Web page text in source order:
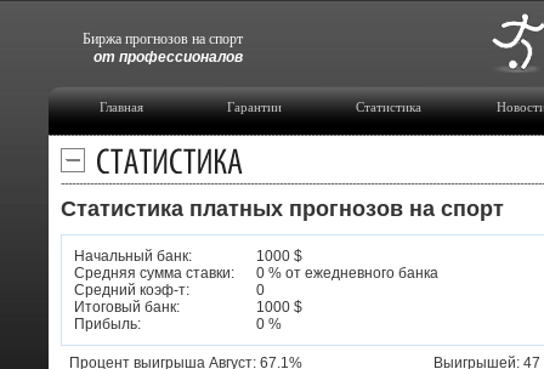
Биржа прогнозов на спорт
от профессионалов
Главная Гарантии Статистика
Статистика прогнозов на спорт за Август
Статистика платных прогнозов на спорт
Начальный банк:
1000 $
Средняя сумма ставки:
0 % от ежедневного банка
Средний коэф-т:
0
Итоговый банк:
1000 $
Прибыль:
0 %
Процент выигрыша Август: 67.1% Выигрышей: 47